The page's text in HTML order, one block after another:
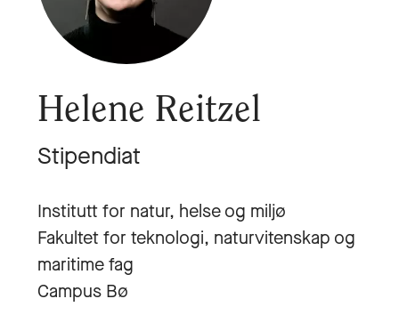
Helene Reitzel
Stipendiat
Institutt for natur, helse og miljø
Fakultet for teknologi, naturvitenskap og
maritime fag
Campus Bø